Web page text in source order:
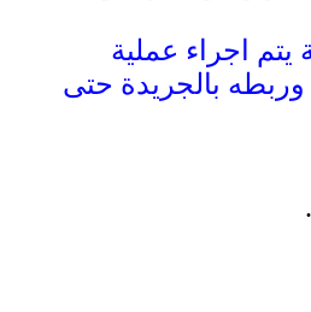
اجراء عملية
بالجريدة حتى